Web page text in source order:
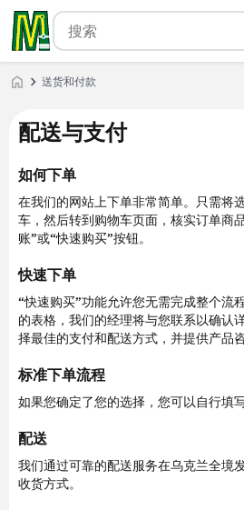
送货和付款
配送与支付
如何下单
在我们的网站上下单非常简单。只需将
车，然后转到购物车页面，核实订单商
账”或“快速购买”按钮。
快速下单
“快速购买”功能允许您无需完成整个流
的表格，我们的经理将与您联系以确认
择最佳的支付和配送方式，并提供产品咨
标准下单流程
如果您确定了您的选择，您可以自行填
配送
我们通过可靠的配送服务在乌克兰全境
收货方式。